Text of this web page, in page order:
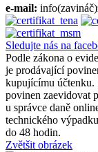
e-mail:
Sledujte nás na
Podle zákona o
je prodávající
kupujícímu účtenku.
povinen zaevidovat
u správce daně
technického
do 48 hodin.
Zvětšit obrázek